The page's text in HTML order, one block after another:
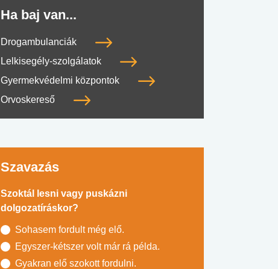
Ha baj van...
Drogambulanciák
Lelkisegély-szolgálatok
Gyermekvédelmi központok
Orvoskereső
Szavazás
Szoktál lesni vagy puskázni
dolgozatíráskor?
Sohasem fordult még elő.
Egyszer-kétszer volt már rá példa.
Gyakran elő szokott fordulni.